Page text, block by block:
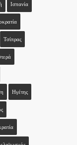
Ισπανία
Τσίπρας
Ηγέτης